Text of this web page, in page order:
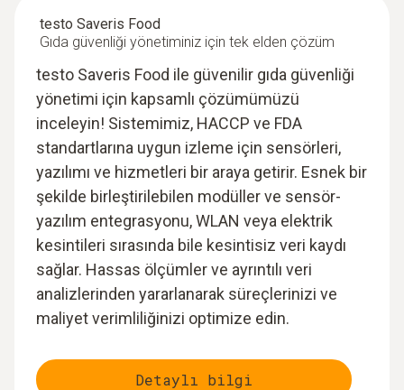
testo Saveris Food
Gıda güvenliği yönetiminiz için tek elden çözüm
testo Saveris Food ile güvenilir gıda güvenliği
yönetimi için kapsamlı çözümümüzü
inceleyin! Sistemimiz, HACCP ve FDA
standartlarına uygun izleme için sensörleri,
yazılımı ve hizmetleri bir araya getirir. Esnek bir
şekilde birleştirilebilen modüller ve sensör-
yazılım entegrasyonu, WLAN veya elektrik
kesintileri sırasında bile kesintisiz veri kaydı
sağlar. Hassas ölçümler ve ayrıntılı veri
analizlerinden yararlanarak süreçlerinizi ve
maliyet verimliliğinizi optimize edin.
Detaylı bilgi